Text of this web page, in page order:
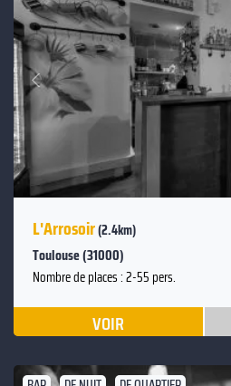
Précédent
L'Arrosoir(2.4km)
Toulouse (31000)
Nombre de places : 2-55 pers.
VOIR